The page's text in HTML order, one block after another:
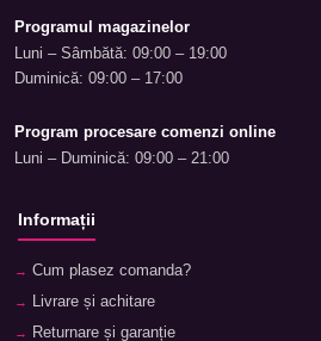
Programul magazinelor
Luni – Sâmbătă: 09:00 – 19:00
Duminică: 09:00 – 17:00
Program procesare comenzi online
Luni – Duminică: 09:00 – 21:00
Informații
Cum plasez comanda?
Livrare și achitare
Returnare și garanție